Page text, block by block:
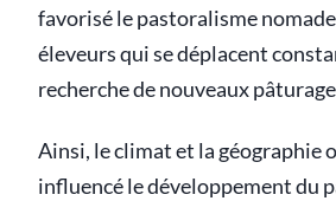
favorisé le pastoralisme
éleveurs qui se déplacent
recherche de nouveaux
Ainsi, le climat et la géographie
influencé le développement du